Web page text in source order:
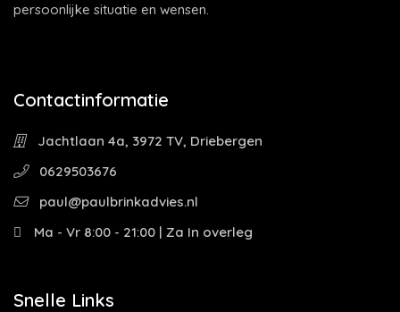
persoonlijke situatie en wensen.
Contactinformatie
Jachtlaan 4a, 3972 TV, Driebergen
0629503676
paul@paulbrinkadvies.nl
Ma - Vr 8:00 - 21:00 | Za In overleg
Snelle Links